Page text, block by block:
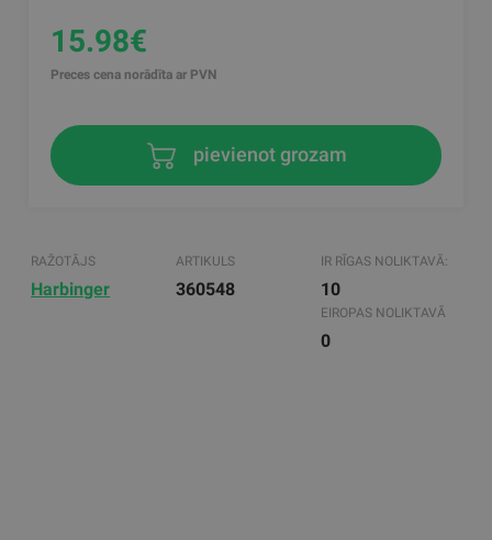
15.98€
Preces cena norādīta ar PVN
pievienot grozam
RAŽOTĀJS
Harbinger
ARTIKULS
360548
IR RĪGAS NOLIKTAVĀ:
10
EIROPAS NOLIKTAVĀ
0